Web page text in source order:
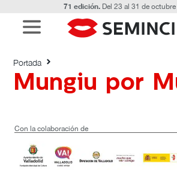
71 edición.Del 23 al 31 de octubre
Mungiu por
Portada
Mungiu por Mungiu
Con la colaboración de